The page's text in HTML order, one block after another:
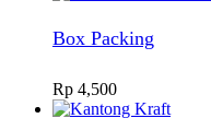
Box Packing
Rp 4,500